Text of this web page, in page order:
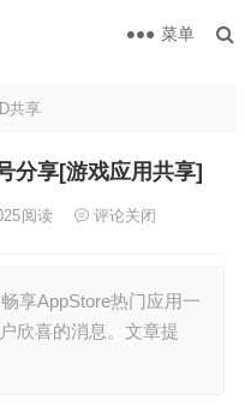
菜单
共享
分享[游戏应用共享]
阅读 评论关闭
享AppStore热门应用一
欣喜的消息。文章提